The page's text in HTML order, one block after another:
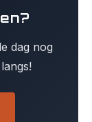
dag nog